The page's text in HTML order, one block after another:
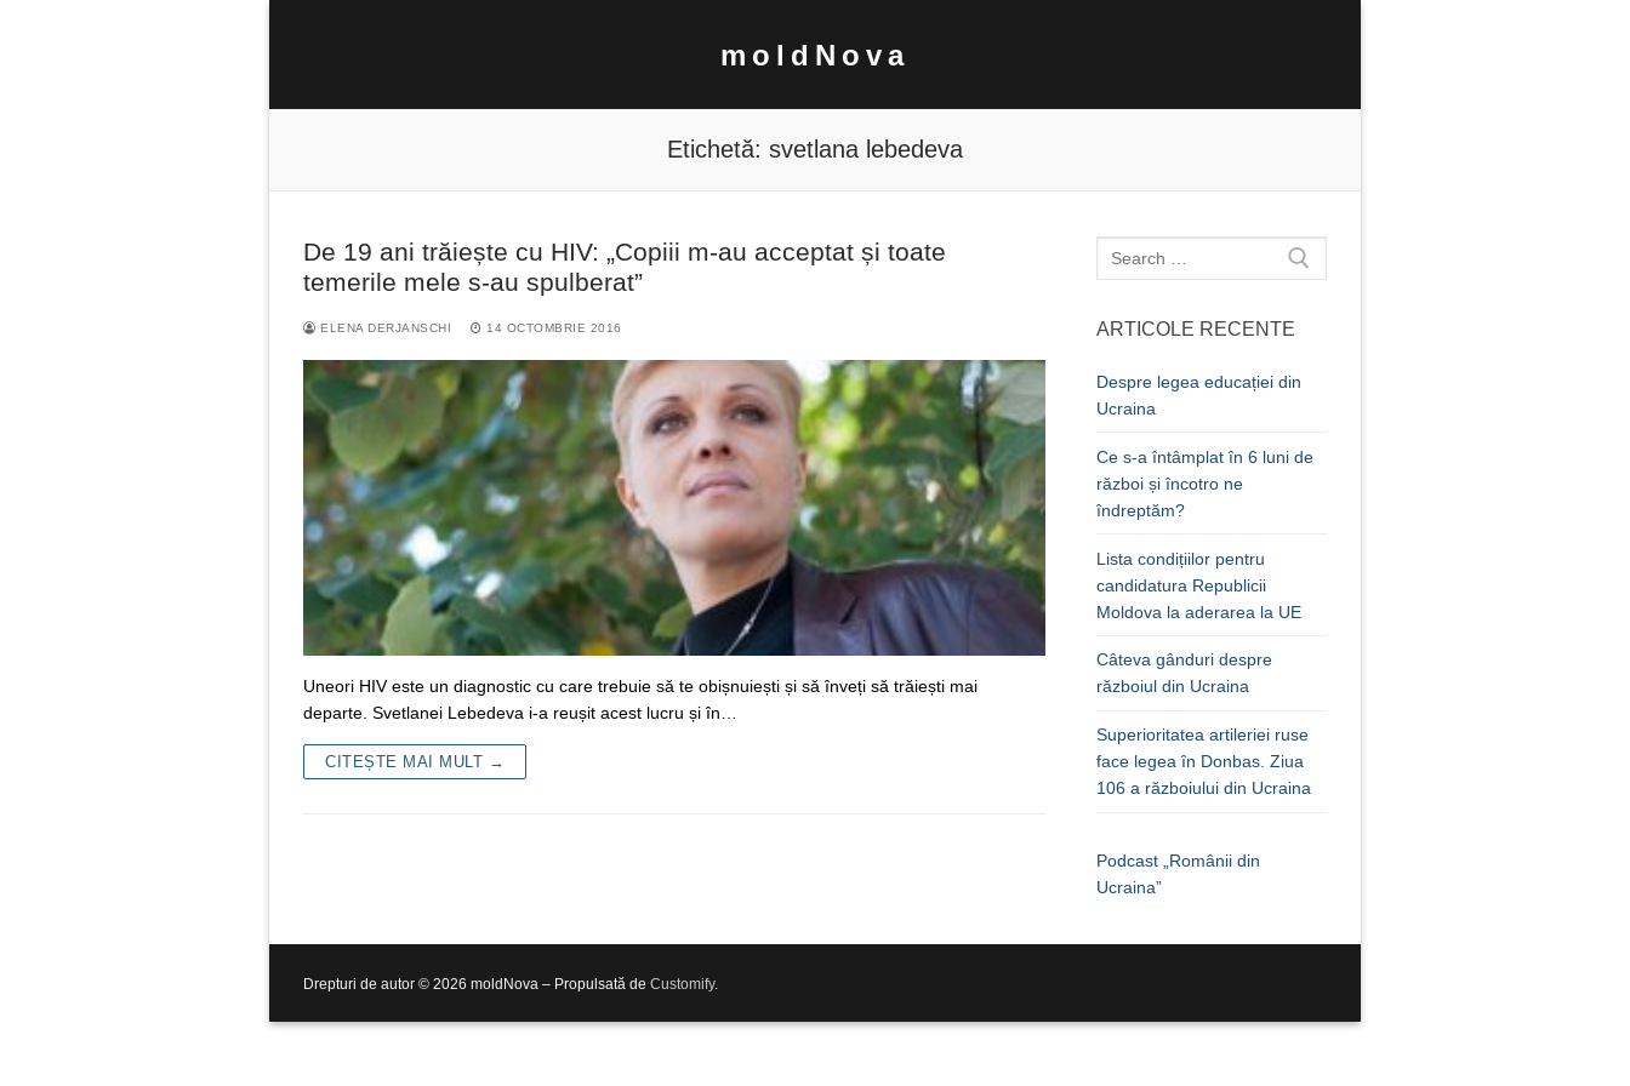
moldNova
Caută
după:
Etichetă: svetlana lebedeva
De 19 ani trăiește cu HIV: „Copiii m-au acceptat și toate
temerile mele s-au spulberat”
ELENA DERJANSCHI 14 OCTOMBRIE 2016
Uneori HIV este un diagnostic cu care trebuie să te obișnuiești și să înveți să trăiești mai
departe. Svetlanei Lebedeva i-a reușit acest lucru și în…
CITEȘTE MAI MULT →
Caută
după:
ARTICOLE RECENTE
Despre legea educației din
Ucraina
Ce s-a întâmplat în 6 luni de
război și încotro ne
îndreptăm?
Lista condițiilor pentru
candidatura Republicii
Moldova la aderarea la UE
Câteva gânduri despre
războiul din Ucraina
Superioritatea artileriei ruse
face legea în Donbas. Ziua
106 a războiului din Ucraina
Podcast „Românii din
Ucraina”
Drepturi de autor © 2026 moldNova – Propulsată de Customify.